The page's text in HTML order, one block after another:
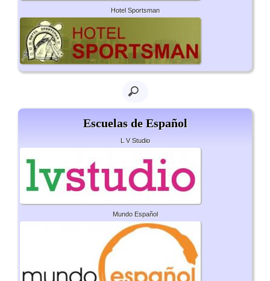
Hotel Sportsman
Escuelas de Español
L V Studio
Mundo Español